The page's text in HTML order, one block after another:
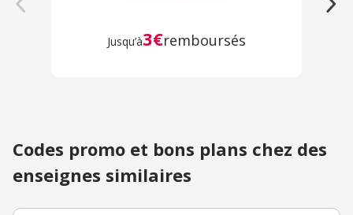
Jusqu’à3€remboursés
Codes promo et bons plans chez des
enseignes similaires